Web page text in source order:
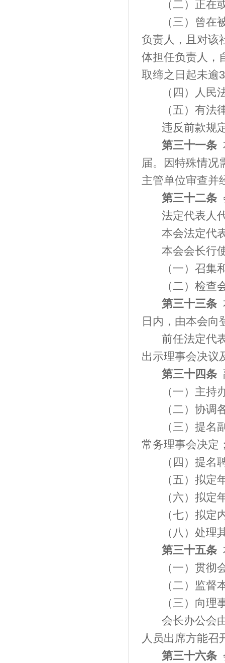
（二）正
（三）曾
负责人，且对该
体担任负责人，
取缔之日起未逾
（四）人
（五）有法
违反前款规
第三十一条
届。因特殊情况
主管单位审查并
第三十二条
法定代表人
本会法定代
本会会长行
（一）召集
（二）检
第三十三条
日内，由本会向
前任法定代
出示理事会决议
第三十 四条
（一）主持
（二）协调
（三）提
常务理事会决定
（四）提
（五）拟
（六）拟
（七）拟
（八）处理
第三十五条
（一）贯
（二）监
（三）向
会长办公会
人员出席方能召
第三十六条